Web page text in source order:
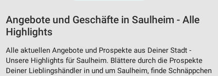
Angebote und Geschäfte in Saulheim - Alle
Highlights
Alle aktuellen Angebote und Prospekte aus Deiner Stadt -
Unsere Highlights für Saulheim. Blättere durch die Prospekte
Deiner Lieblingshändler in und um Saulheim, finde Schnäppchen